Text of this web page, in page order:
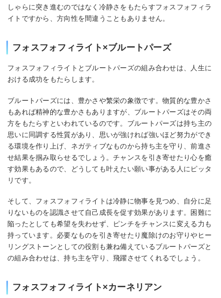
しゃらに突き進むのではなく冷静さをもたらすフォスフォフィラ
イトですから、方向性を間違うこともありません。
フォスフォフィライト×ブルートパーズ
フォスフォフィライトとブルートパーズの組み合わせは、人生に
おける成功をもたらします。
ブルートパーズには、豊かさや繁栄の象徴です。物質的な豊かさ
もあれば精神的な豊かさもありますが、ブルートパーズはその両
方をもたらすといわれているのです。ブルートパーズは持ち主の
思いに同調する性質があり、思いが強ければ強いほど努力ができ
る環境を作り上げ、ネガティブなものから持ち主を守り、前進さ
せ結果を掴み取らせるでしょう。チャンスを引き寄せたり心を癒
す効果もあるので、どうしても叶えたい願い事がある人にピッタ
リです。
そして、フォスフォフィライトは冷静に物事を見つめ、自分に足
りないものを認識させて自己成長を促す効果があります。困難に
陥ったとしても希望を失わせず、ピンチをチャンスに変える力も
持っています。必要なものを引き寄せたり魔除けのお守りやヒー
リングストーンとしての役割も兼ね備えているブルートパーズと
の組み合わせは、持ち主を守り、飛躍させてくれるでしょう。
フォスフォフィライト×カーネリアン